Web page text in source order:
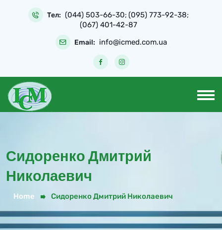
Тел: (044) 503-66-30; (095) 773-92-38;
(067) 401-42-87
Email: info@icmed.com.ua
Сидоренко Дмитрий
Николаевич
Home Сидоренко Дмитрий Николаевич